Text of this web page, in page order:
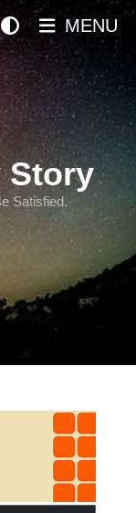
Story
Satisfied.
MENU